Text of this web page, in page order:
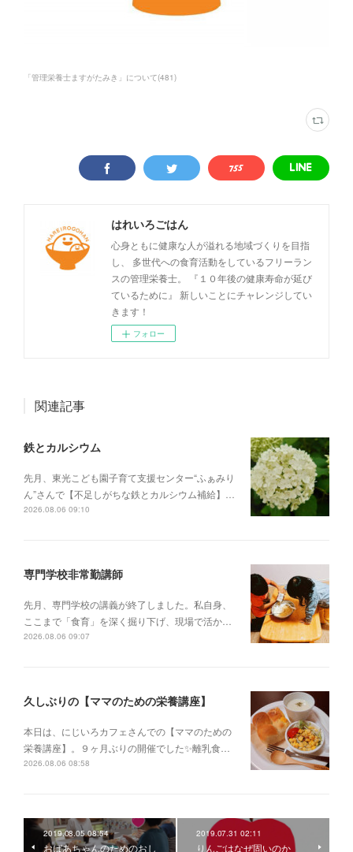
「管理栄養士ますがたみき」について(481)
はれいろごはん
心身ともに健康な人が溢れる地域づくりを目指
し、 多世代への食育活動をしているフリーラン
スの管理栄養士。 『１０年後の健康寿命が延び
ているために』 新しいことにチャレンジしてい
きます！
フォロー
関連記事
鉄とカルシウム
先月、東光こども園子育て支援センター“ふぁみり
ん”さんで【不足しがちな鉄とカルシウム補給】…
2026.08.06 09:10
専門学校非常勤講師
先月、専門学校の講義が終了しました。私自身、
ここまで「食育」を深く掘り下げ、現場で活か…
2026.08.06 09:07
久しぶりの【ママのための栄養講座】
本日は、にじいろカフェさんでの【ママのための
栄養講座】。９ヶ月ぶりの開催でした✨離乳食…
2026.08.06 08:58
2019.08.05 08:54
おばあちゃんのためのおし
2019.07.31 02:11
りんごはなぜ固いのか